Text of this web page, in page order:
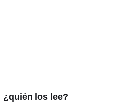
¿quién los lee?